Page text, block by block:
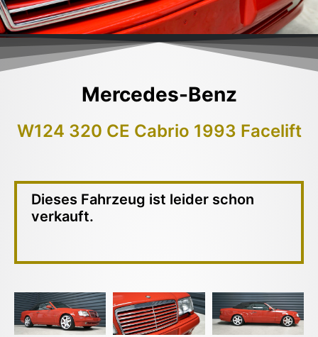
Mercedes-Benz
W124 320 CE Cabrio 1993 Facelift
Dieses Fahrzeug ist leider schon
verkauft.